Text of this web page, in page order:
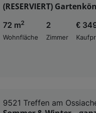
(RESERVIERT)
72 m2
Wohnfläche
2
Zimmer
€
9521 Treffen am